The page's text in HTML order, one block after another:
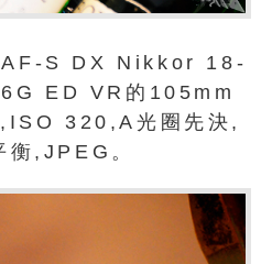
S DX Nikkor 18-
ED VR的105mm
320,A光圈先決,
衡,JPEG。